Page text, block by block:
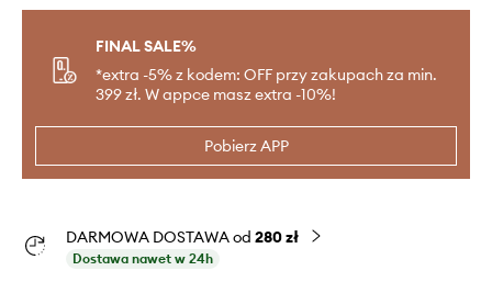
FINAL SALE%
*extra -5% z kodem: OFF przy zakupach za min.
399 zł. W appce masz extra -10%!
Pobierz APP
DARMOWA DOSTAWA od 280 zł
Dostawa nawet w 24h